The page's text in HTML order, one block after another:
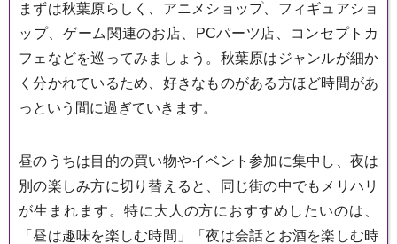
まずは秋葉原らしく、アニメショップ、フィギュアショ
ップ、ゲーム関連のお店、PCパーツ店、コンセプトカ
フェなどを巡ってみましょう。秋葉原はジャンルが細か
く分かれているため、好きなものがある方ほど時間があ
っという間に過ぎていきます。
昼のうちは目的の買い物やイベント参加に集中し、夜は
別の楽しみ方に切り替えると、同じ街の中でもメリハリ
が生まれます。特に大人の方におすすめしたいのは、
「昼は趣味を楽しむ時間」「夜は会話とお酒を楽しむ時